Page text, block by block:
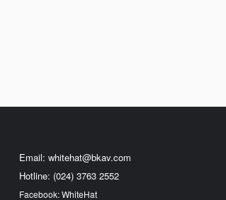
Email: whitehat@bkav.com
Hotline: (024) 3763 2552
Facebook: WhiteHat